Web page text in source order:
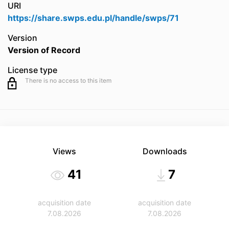
URI
https://share.swps.edu.pl/handle/swps/71
Version
Version of Record
License type
There is no access to this item
Views
41
acquisition date
7.08.2026
Downloads
7
acquisition date
7.08.2026